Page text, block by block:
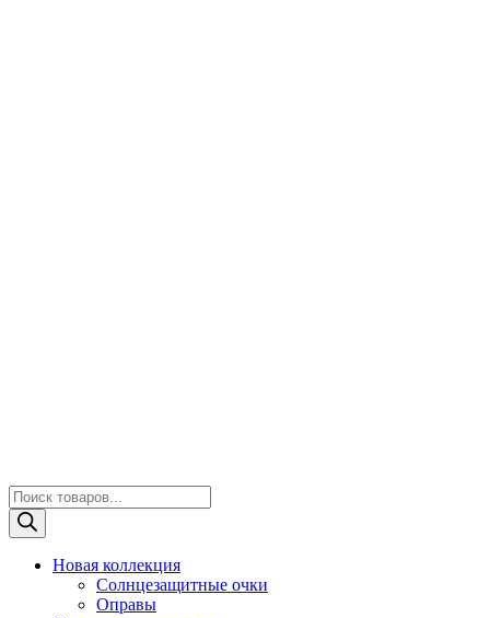
Поиск
товаров
Новая коллекция
Солнцезащитные очки
Оправы